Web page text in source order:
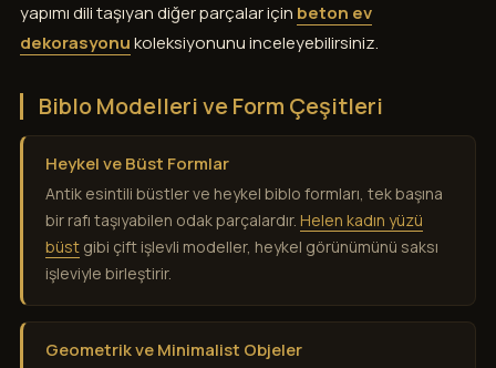
yapımı dili taşıyan diğer parçalar için beton ev
dekorasyonukoleksiyonunu inceleyebilirsiniz.
Biblo Modelleri ve Form Çeşitleri
Heykel ve Büst Formlar
Antik esintili büstler ve heykel biblo formları, tek başına
bir rafı taşıyabilen odak parçalardır. Helen kadın yüzü
büst gibi çift işlevli modeller, heykel görünümünü saksı
işleviyle birleştirir.
Geometrik ve Minimalist Objeler